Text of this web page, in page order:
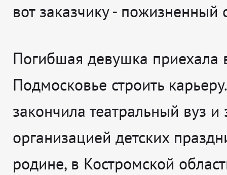
вот заказчику - пожизненный
Погибшая девушка приехала
Подмосковье строить
закончила театральный вуз и
организацией детских
родине, в Костромской